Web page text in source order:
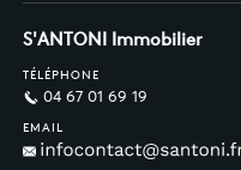
S'ANTONI Immobilier
TÉLÉPHONE
04 67 01 69 19
EMAIL